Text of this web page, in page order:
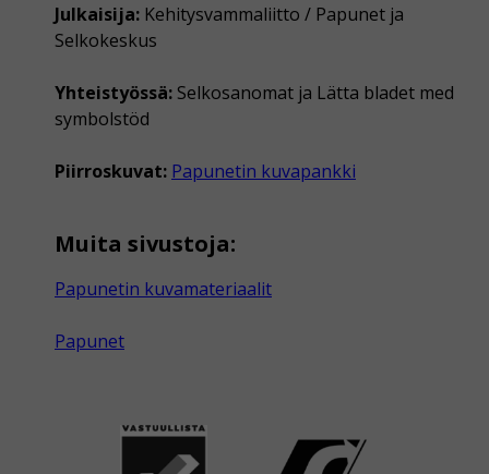
Julkaisija: Kehitysvammaliitto / Papunet ja
Selkokeskus
Yhteistyössä: Selkosanomat ja Lätta bladet med
symbolstöd
Piirroskuvat: Papunetin kuvapankki
Muita sivustoja:
Papunetin kuvamateriaalit
Papunet